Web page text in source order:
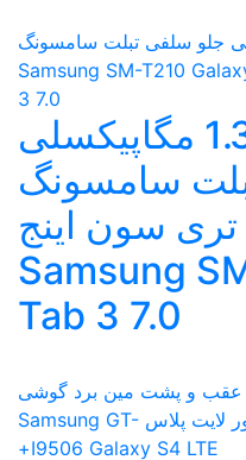
ماژول دوربین 1.3 مگاپیکسلی
سامسونگ
سون اینج
Samsung
Tab 3 7.0